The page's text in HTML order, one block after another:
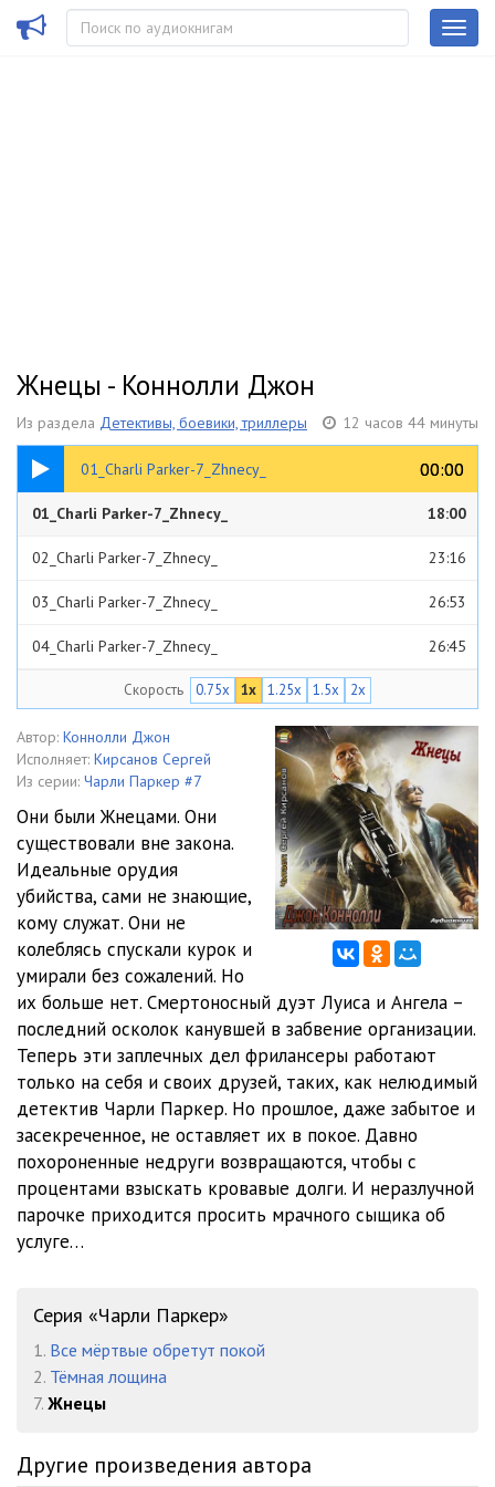
Жнецы - Коннолли Джон
Из раздела Детективы, боевики, триллеры 12 часов 44 минуты
01_Charli Parker-7_Zhnecy_ 00:00
00:00
18:00
01_Charli Parker-7_Zhnecy_ 18:00
02_Charli Parker-7_Zhnecy_ 23:16
03_Charli Parker-7_Zhnecy_ 26:53
04_Charli Parker-7_Zhnecy_ 26:45
05_Charli Parker-7_Zhnecy_
06_Charli Parker-7_Zhnecy_ 27:16
07_Charli Parker-7_Zhnecy_
08_Charli Parker-7_Zhnecy_ 23:39
09_Charli Parker-7_Zhnecy_ 25:40
10_Charli Parker-7_Zhnecy_ 33:19
11_Charli Parker-7_Zhnecy_
12_Charli Parker-7_Zhnecy_ 31:27
13_Charli Parker-7_Zhnecy_ 24:29
14_Charli Parker-7_Zhnecy_ 29:09
15_Charli Parker-7_Zhnecy_
16_Charli Parker-7_Zhnecy_
17_Charli Parker-7_Zhnecy_ 13:19
19_Charli Parker-7_Zhnecy_
20_Charli Parker-7_Zhnecy_
21_Charli Parker-7_Zhnecy_
Скорость 0.75x 1x 1.25x 1.5x 2x
Автор: Коннолли Джон
Исполняет: Кирсанов Сергей
Из серии: Чарли Паркер #7
Они были Жнецами. Они
существовали вне закона.
Идеальные орудия
убийства, сами не знающие,
кому служат. Они не
колеблясь спускали курок и
умирали без сожалений. Но
их больше нет. Смертоносный дуэт Луиса и Ангела –
последний осколок канувшей в забвение организации.
Теперь эти заплечных дел фрилансеры работают
только на себя и своих друзей, таких, как нелюдимый
детектив Чарли Паркер. Но прошлое, даже забытое и
засекреченное, не оставляет их в покое. Давно
похороненные недруги возвращаются, чтобы с
процентами взыскать кровавые долги. И неразлучной
парочке приходится просить мрачного сыщика об
услуге…
Серия «Чарли Паркер»
1. Все мёртвые обретут покой
2. Тёмная лощина
7. Жнецы
Другие произведения автора